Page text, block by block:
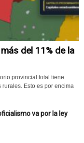
del 11% de la
provincial total tiene
Esto es por encima
va por la ley